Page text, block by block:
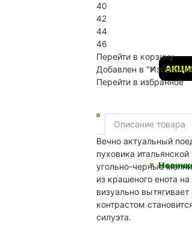
40
42
44
46
Перейти в корзину
Добавлен в
Перейти в избранное
Описание товара
Вечно актуальный
пуховика
угольно-черные
из крашеного енота
визуально
контрастом
силуэта.